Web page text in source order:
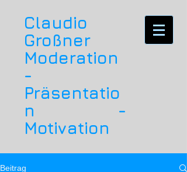
Claudio
Großner
Moderation
-
Präsentatio
n -
Motivation
Beitrag